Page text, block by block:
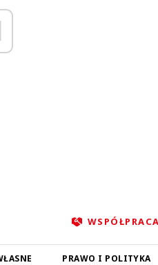
WSPÓŁPRACA
PRAWO I POLITYKA